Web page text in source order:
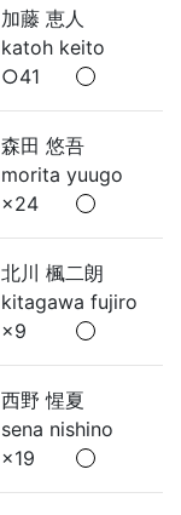
加藤 恵人
katoh keito
○41
森田 悠吾
morita yuugo
×24
北川 楓二朗
kitagawa fujiro
×9
西野 惺夏
sena nishino
×19